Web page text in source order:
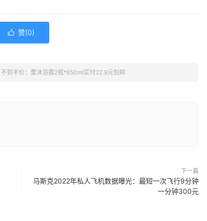
 赞(0)
不到半价：蕾沐浴露2瓶*650ml实付22.9元包邮
下一篇
马斯克2022年私人飞机数据曝光：最短一次飞行9分钟
一分钟300元